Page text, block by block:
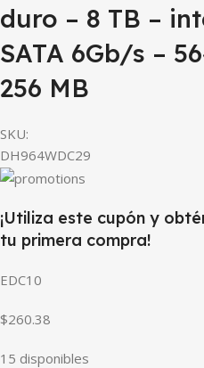
duro – 8 TB –
SATA 6Gb/s –
256 MB
SKU:
DH964WDC29
¡Utiliza este cupón y
tu primera compra!
EDC10
$260.38
15 disponibles